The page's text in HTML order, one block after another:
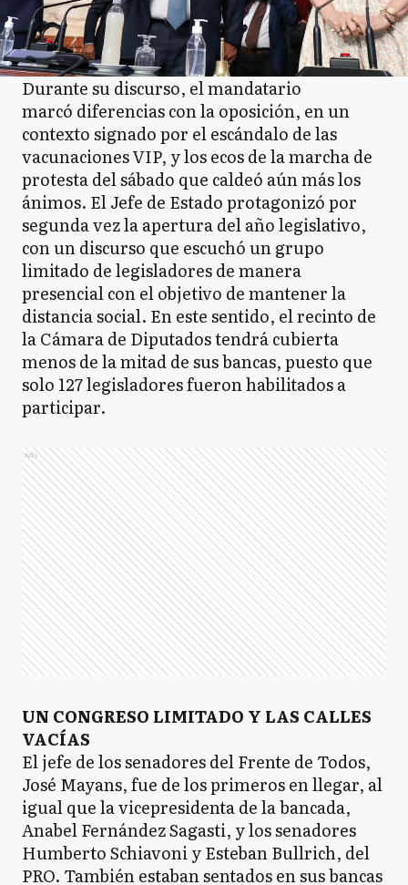
Durante su discurso, el mandatario
marcó diferencias con la oposición, en un
contexto signado por el escándalo de las
vacunaciones VIP, y los ecos de la marcha de
protesta del sábado que caldeó aún más los
segunda vez la apertura del año legislativo,
con un discurso que escuchó un grupo
limitado de legisladores de manera
presencial con el objetivo de mantener la
distancia social. En este sentido, el recinto de
la Cámara de Diputados tendrá cubierta
menos de la mitad de sus bancas, puesto que
solo 127 legisladores fueron habilitados a
participar.